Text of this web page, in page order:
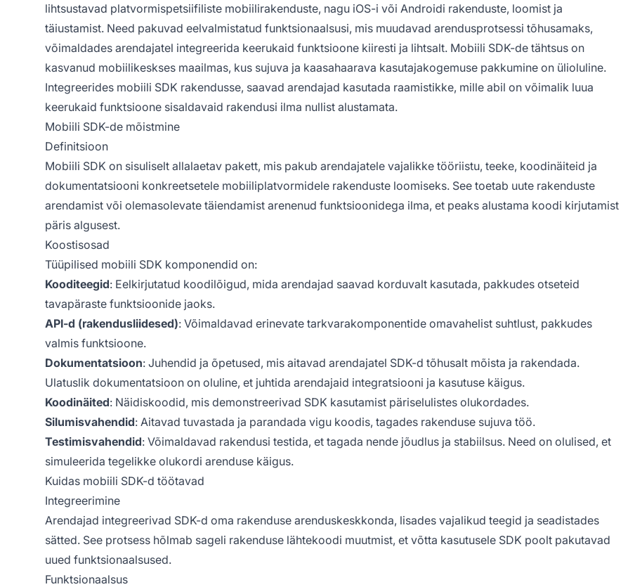
lihtsustavad platvormispetsiifiliste mobiilirakenduste, nagu iOS-i või Androidi rakenduste, loomist ja
täiustamist. Need pakuvad eelvalmistatud funktsionaalsusi, mis muudavad arendusprotsessi tõhusamaks,
võimaldades arendajatel integreerida keerukaid funktsioone kiiresti ja lihtsalt. Mobiili SDK-de tähtsus on
kasvanud mobiilikeskses maailmas, kus sujuva ja kaasahaarava kasutajakogemuse pakkumine on ülioluline.
Integreerides mobiili SDK rakendusse, saavad arendajad kasutada raamistikke, mille abil on võimalik luua
keerukaid funktsioone sisaldavaid rakendusi ilma nullist alustamata.
Mobiili SDK-de mõistmine
Definitsioon
Mobiili SDK on sisuliselt allalaetav pakett, mis pakub arendajatele vajalikke tööriistu, teeke, koodinäiteid ja
dokumentatsiooni konkreetsetele mobiiliplatvormidele rakenduste loomiseks. See toetab uute rakenduste
arendamist või olemasolevate täiendamist arenenud funktsioonidega ilma, et peaks alustama koodi kirjutamist
päris algusest.
Koostisosad
Tüüpilised mobiili SDK komponendid on:
Kooditeegid: Eelkirjutatud koodilõigud, mida arendajad saavad korduvalt kasutada, pakkudes otseteid
tavapäraste funktsioonide jaoks.
API-d (rakendusliidesed): Võimaldavad erinevate tarkvarakomponentide omavahelist suhtlust, pakkudes
valmis funktsioone.
Dokumentatsioon: Juhendid ja õpetused, mis aitavad arendajatel SDK-d tõhusalt mõista ja rakendada.
Ulatuslik dokumentatsioon on oluline, et juhtida arendajaid integratsiooni ja kasutuse käigus.
Koodinäited: Näidiskoodid, mis demonstreerivad SDK kasutamist päriselulistes olukordades.
Silumisvahendid: Aitavad tuvastada ja parandada vigu koodis, tagades rakenduse sujuva töö.
Testimisvahendid: Võimaldavad rakendusi testida, et tagada nende jõudlus ja stabiilsus. Need on olulised, et
simuleerida tegelikke olukordi arenduse käigus.
Kuidas mobiili SDK-d töötavad
Integreerimine
Arendajad integreerivad SDK-d oma rakenduse arenduskeskkonda, lisades vajalikud teegid ja seadistades
sätted. See protsess hõlmab sageli rakenduse lähtekoodi muutmist, et võtta kasutusele SDK poolt pakutavad
uued funktsionaalsused.
Funktsionaalsus